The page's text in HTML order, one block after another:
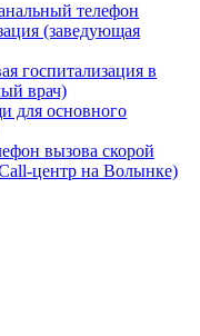
телефон
(заведующая
госпитализация в
врач)
для основного
вызова скорой
центр на Волынке)